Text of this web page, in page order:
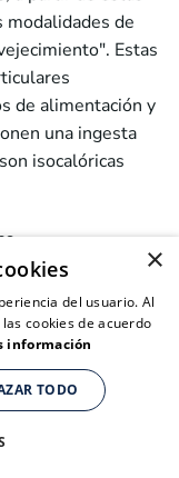
de + de 40 años
modalidades de
Estas
de alimentación y
una ingesta
isocalóricas
la RC,
el ayuno, las
restricción de
de
se
cuidadosamente
de + de 40 años
×
del usuario. Al
cookies de acuerdo
información
TODO